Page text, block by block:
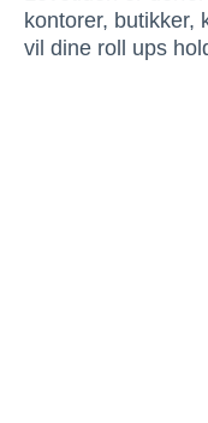
kontorer, butikker,
vil dine roll ups